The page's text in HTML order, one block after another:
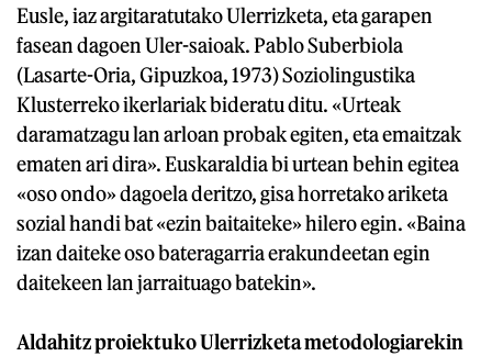
Eusle, iaz argitaratutako Ulerrizketa, eta garapen
fasean dagoen Uler-saioak. Pablo Suberbiola
(Lasarte-Oria, Gipuzkoa, 1973) Soziolingustika
Klusterreko ikerlariak bideratu ditu. «Urteak
daramatzagu lan arloan probak egiten, eta emaitzak
ematen ari dira». Euskaraldia bi urtean behin egitea
«oso ondo» dagoela deritzo, gisa horretako ariketa
sozial handi bat «ezin baitaiteke» hilero egin. «Baina
izan daiteke oso bateragarria erakundeetan egin
daitekeen lan jarraituago batekin».
Aldahitz proiektuko Ulerrizketa metodologiarekin